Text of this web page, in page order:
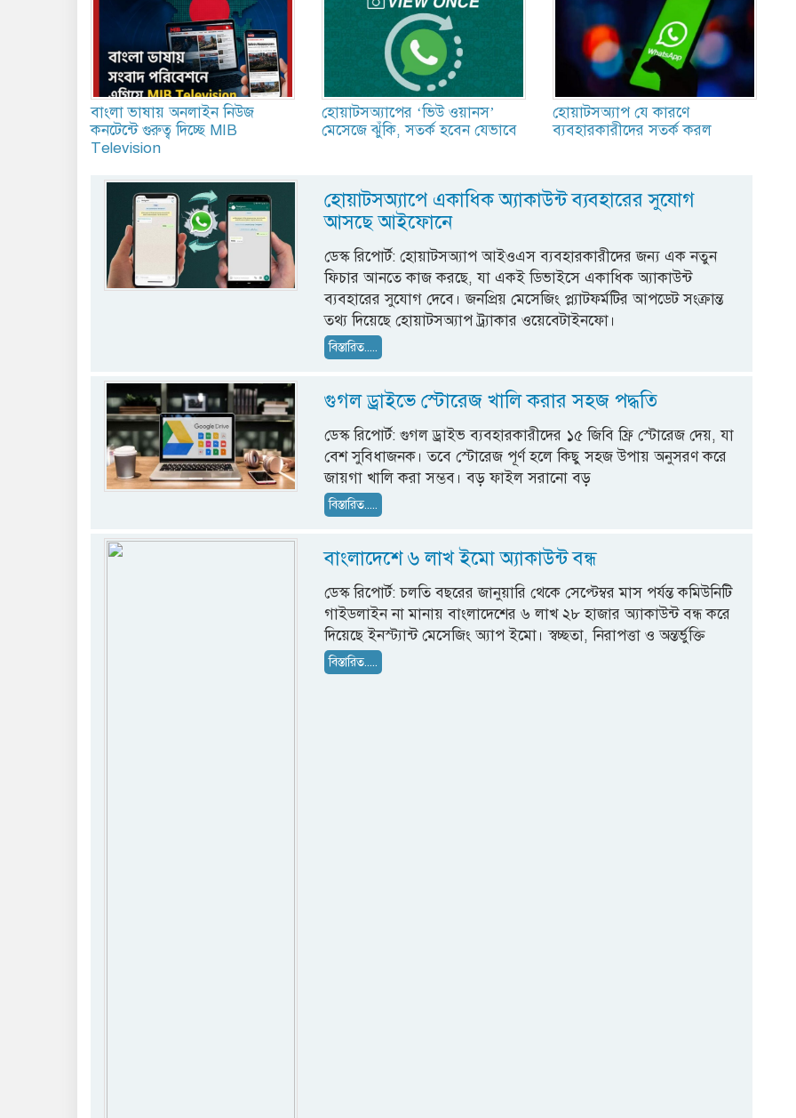
বাংলা ভাষায় অনলাইন নিউজ
কনটেন্টে গুরুত্ব দিচ্ছে MIB
Television
হোয়াটসঅ্যাপের ‘ভিউ ওয়ানস’
মেসেজে ঝুঁকি, সতর্ক হবেন যেভাবে
হোয়াটসঅ্যাপ যে কারণে
ব্যবহারকারীদের সতর্ক করল
হোয়াটসঅ্যাপে একাধিক অ্যাকাউন্ট ব্যবহারের সুযোগ
আসছে আইফোনে
ডেস্ক রিপোর্ট: হোয়াটসঅ্যাপ আইওএস ব্যবহারকারীদের জন্য এক নতুন
ফিচার আনতে কাজ করছে, যা একই ডিভাইসে একাধিক অ্যাকাউন্ট
ব্যবহারের সুযোগ দেবে। জনপ্রিয় মেসেজিং প্ল্যাটফর্মটির আপডেট সংক্রান্ত
তথ্য দিয়েছে হোয়াটসঅ্যাপ ট্র্যাকার ওয়েবেটাইনফো।
বিস্তারিত.....
গুগল ড্রাইভে স্টোরেজ খালি করার সহজ পদ্ধতি
ডেস্ক রিপোর্ট: গুগল ড্রাইভ ব্যবহারকারীদের ১৫ জিবি ফ্রি স্টোরেজ দেয়, যা
বেশ সুবিধাজনক। তবে স্টোরেজ পূর্ণ হলে কিছু সহজ উপায় অনুসরণ করে
জায়গা খালি করা সম্ভব। বড় ফাইল সরানো বড়
বিস্তারিত.....
বাংলাদেশে ৬ লাখ ইমো অ্যাকাউন্ট বন্ধ
ডেস্ক রিপোর্ট: চলতি বছরের জানুয়ারি থেকে সেপ্টেম্বর মাস পর্যন্ত কমিউনিটি
গাইডলাইন না মানায় বাংলাদেশের ৬ লাখ ২৮ হাজার অ্যাকাউন্ট বন্ধ করে
দিয়েছে ইনস্ট্যান্ট মেসেজিং অ্যাপ ইমো। স্বচ্ছতা, নিরাপত্তা ও অন্তর্ভুক্তি
বিস্তারিত.....